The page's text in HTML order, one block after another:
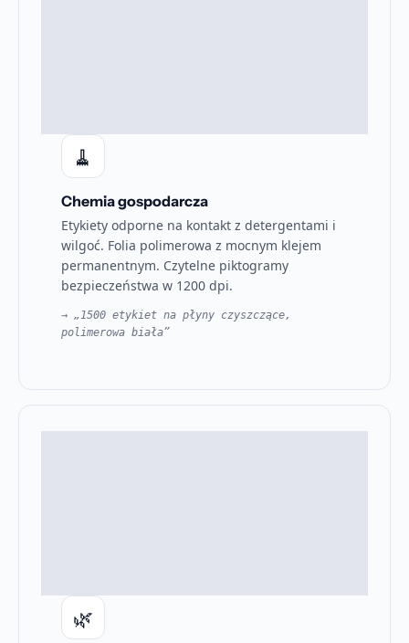
🧹
Chemia gospodarcza
Etykiety odporne na kontakt z detergentami i
wilgoć. Folia polimerowa z mocnym klejem
permanentnym. Czytelne piktogramy
bezpieczeństwa w 1200 dpi.
→ „1500 etykiet na płyny czyszczące,
polimerowa biała”
🌿